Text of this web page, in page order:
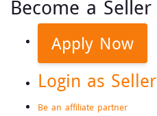
Become a Seller
Apply Now
Login as Seller
Be an affiliate partner